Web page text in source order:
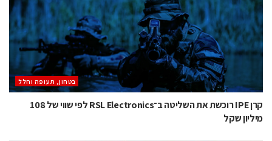
בטחון, תעופה וחלל
קרן IPE רוכשת את השליטה ב־RSL Electronics לפי שווי של 108
מיליון שקל